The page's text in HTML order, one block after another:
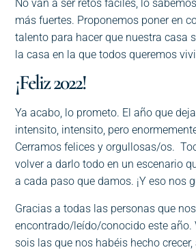
No van a ser retos fáciles, lo
más fuertes. Proponemos poner en
talento para hacer que nuestra casa
la casa en la que todos queremos
¡Feliz 2022!
Ya acabo, lo prometo. El año que
intensito, intensito, pero
Cerramos felices y orgullosas/os.
volver a darlo todo en un escenario
a cada paso que damos. ¡Y eso nos
Gracias a todas las personas que
encontrado/leído/conocido este año.
sois las que nos habéis hecho